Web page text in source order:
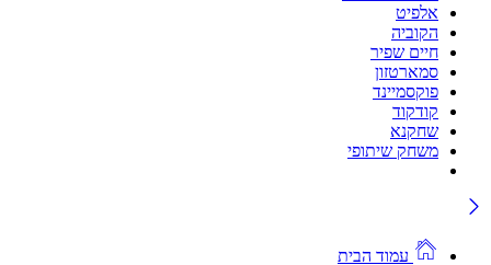
אלפיט
הקוביה
חיים שפיר
סמארטזון
פוקסמיינד
קודקוד
שחקנא
משחק שיתופי
עמוד הבית